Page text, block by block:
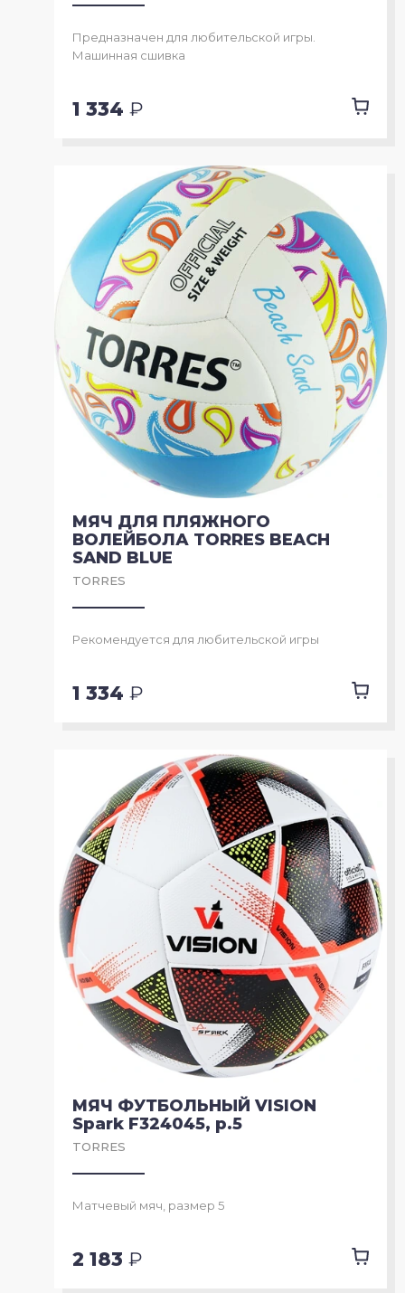
Предназначен для любительской игры.
Машинная сшивка
1 334 ₽
МЯЧ ДЛЯ ПЛЯЖНОГО
ВОЛЕЙБОЛА TORRES BEACH
SAND BLUE
TORRES
Рекомендуется для любительской игры
1 334 ₽
МЯЧ ФУТБОЛЬНЫЙ VISION
Spark F324045, р.5
TORRES
Матчевый мяч, размер 5
2 183 ₽